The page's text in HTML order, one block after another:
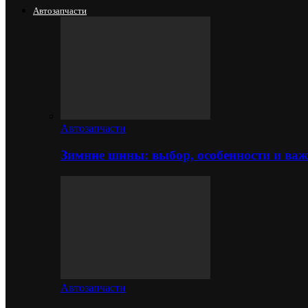
Автозапчасти
Автозапчасти
Зимние шины: выбор, особенности и
Автозапчасти